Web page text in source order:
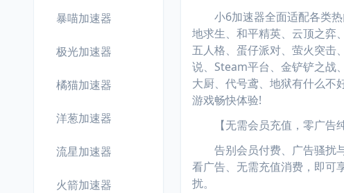
暴喵加速器
极光加速器
橘猫加速器
洋葱加速器
流星加速器
火箭加速器
小6加速器全面适配各类热
地求生、和平精英、云顶之弈
五人格、蛋仔派对、萤火突击
说、Steam平台、金铲铲之战
大厨、代号鸢、地狱有什么不
游戏畅快体验!
【无需会员充值，零广告纯
告别会员付费、广告骚扰与
看广告、无需充值消费，即可
扰。